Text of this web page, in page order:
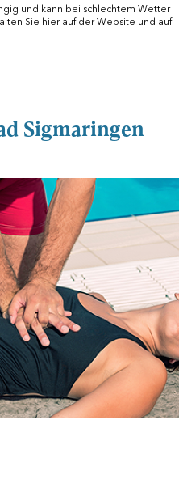
und kann bei schlechtem Wetter
Sie hier auf der Website und auf
Sigmaringen